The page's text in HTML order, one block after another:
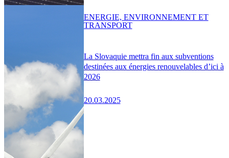
La Slovaquie mettra fin aux subventions
destinées aux énergies renouvelables d’ici à
2026
20.03.2025
ENERGIE, ENVIRONNEMENT ET
TRANSPORT